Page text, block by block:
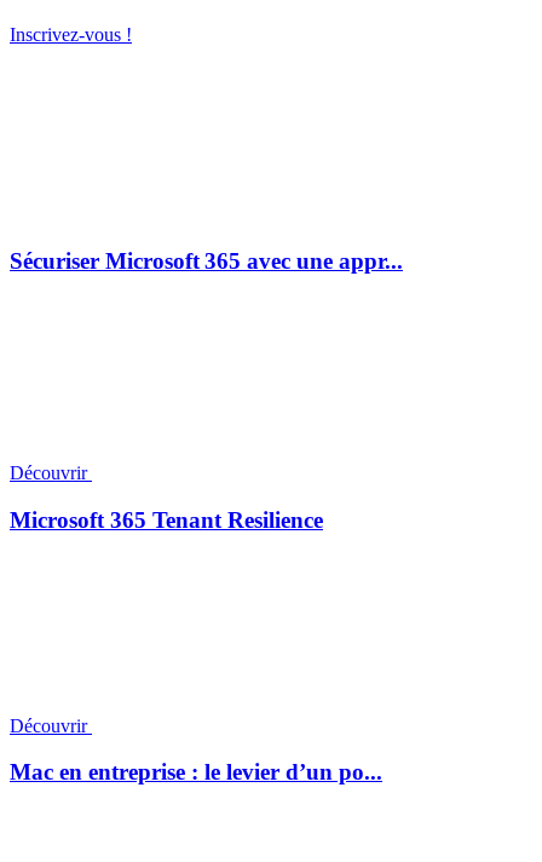
Inscrivez-vous !
Sécuriser Microsoft 365 avec une appr...
Découvrir
Microsoft 365 Tenant Resilience
Découvrir
Mac en entreprise : le levier d’un po...